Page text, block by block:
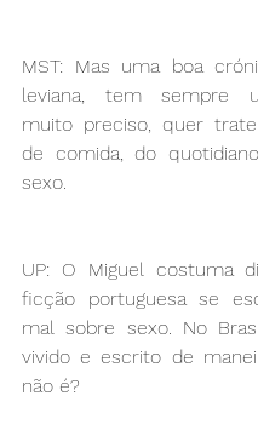
MST: Mas uma boa
leviana, tem sempre
muito preciso, quer
de comida, do
sexo.
UP: O Miguel costuma
ficção portuguesa se
mal sobre sexo. No
vivido e escrito de
não é?